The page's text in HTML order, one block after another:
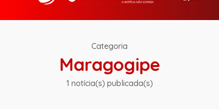
Categoria
Maragogipe
1 notícia(s) publicada(s)